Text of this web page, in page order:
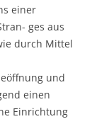
einer
ges aus
durch Mittel
und
einen
Einrichtung